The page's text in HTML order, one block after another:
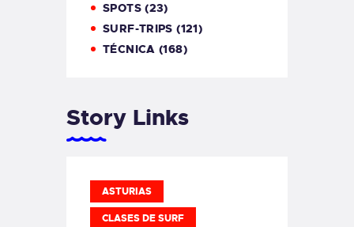
SPOTS(23)
SURF-TRIPS (121)
TÉCNICA (168)
Story Links
ASTURIAS
CLASES DE SURF